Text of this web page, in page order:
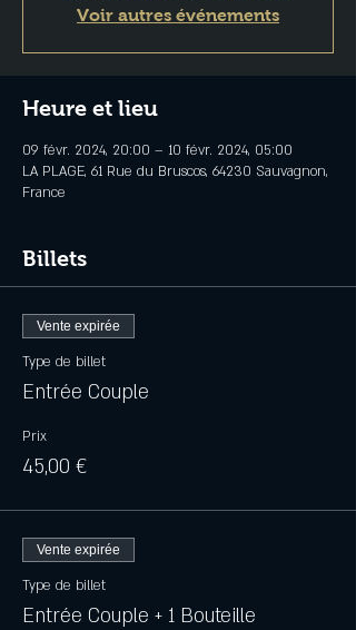
Voir autres événements
Heure et lieu
09 févr. 2024, 20:00 – 10 févr. 2024, 05:00
LA PLAGE, 61 Rue du Bruscos, 64230 Sauvagnon,
France
Billets
Vente expirée
Type de billet
Entrée Couple
Prix
45,00 €
Vente expirée
Type de billet
Entrée Couple + 1 Bouteille